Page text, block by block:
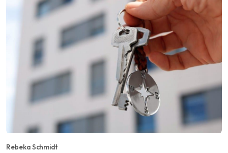
Rebeka Schmidt